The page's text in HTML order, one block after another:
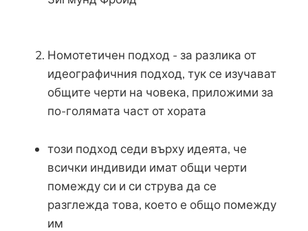
Номотетичен подход - за разлика от
идеографичния подход, тук се изучават
общите черти на човека, приложими за
по-голямата част от хората
този подход седи върху идеята, че
всички индивиди имат общи черти
помежду си и си струва да се
разглежда това, което е общо помежду
им